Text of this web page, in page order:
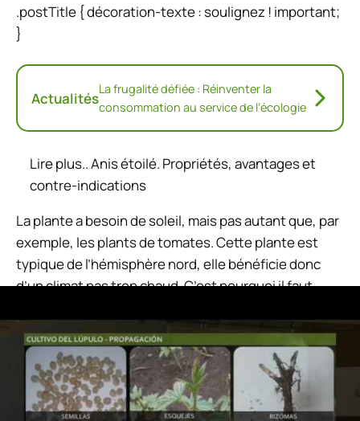
.postTitle { décoration-texte : soulignez ! important;
}
ActualitésLa frugalité défiée : Réinventer la
consommation au service de l’écologie
Lire plus..Anis étoilé. Propriétés, avantages et
contre-indications
La plante a besoin de soleil, mais pas autant que, par
exemple, les plants de tomates. Cette plante est
typique de l’hémisphère nord, elle bénéficie donc
d’un climat pas trop chaud. C’est pourquoi il faut
où le soleil est abondant et constant.
Le vent doit être léger. Bien que le vent aide la
plante, pas beaucoup car c’est une plante fragile.